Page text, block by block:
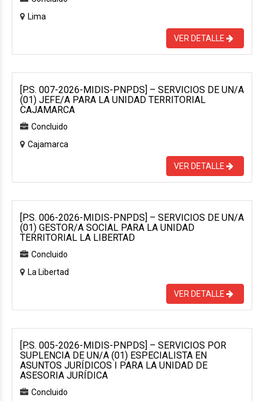
Lima
VER DETALLE
[P.S. 007-2026-MIDIS-PNPDS] – SERVICIOS DE UN/A
(01) JEFE/A PARA LA UNIDAD TERRITORIAL
CAJAMARCA
Concluido
Cajamarca
VER DETALLE
[P.S. 006-2026-MIDIS-PNPDS] – SERVICIOS DE UN/A
(01) GESTOR/A SOCIAL PARA LA UNIDAD
TERRITORIAL LA LIBERTAD
Concluido
La Libertad
VER DETALLE
[P.S. 005-2026-MIDIS-PNPDS] – SERVICIOS POR
SUPLENCIA DE UN/A (01) ESPECIALISTA EN
ASUNTOS JURÍDICOS I PARA LA UNIDAD DE
ASESORIA JURÍDICA
Concluido